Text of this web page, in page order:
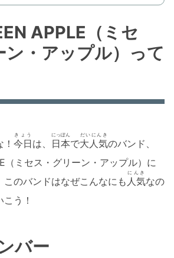
APPLE（ミセ
ン・アップル）って
今日
きょう
は、 日本
にっぽん
で大人気
だいにんき
のバンド、
（ミセス・グリーン・アップル）に
このバンドはなぜこんなにも 人気
にんき
なの
こう！
バー